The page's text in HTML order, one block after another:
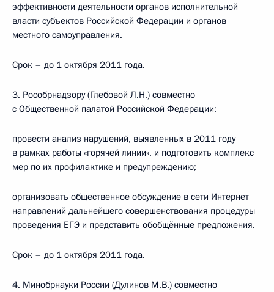
эффективности деятельности органов исполнительной
власти субъектов Российской Федерации и органов
местного самоуправления.
Срок – до 1 октября 2011 года.
3. Рособрнадзору (Глебовой Л.Н.) совместно
с Общественной палатой Российской Федерации:
провести анализ нарушений, выявленных в 2011 году
в рамках работы «горячей линии», и подготовить комплекс
мер по их профилактике и предупреждению;
организовать общественное обсуждение в сети Интернет
направлений дальнейшего совершенствования процедуры
проведения ЕГЭ и представить обобщённые предложения.
Срок – до 1 октября 2011 года.
4. Минобрнауки России (Дулинов М.В.) совместно